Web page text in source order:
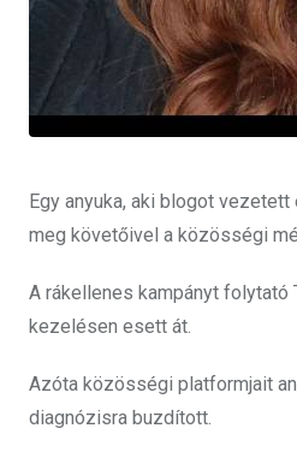
Egy anyuka, aki blogot
meg követőivel a közösségi
A rákellenes kampányt
kezelésen esett át.
Azóta közösségi platformjait
diagnózisra buzdított.